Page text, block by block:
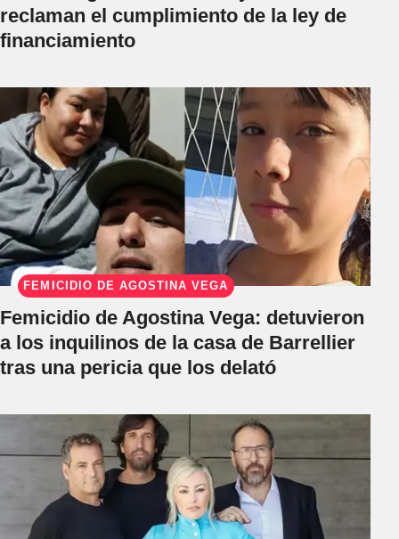
reclaman el cumplimiento de la ley de
financiamiento
FEMICIDIO DE AGOSTINA VEGA
Femicidio de Agostina Vega: detuvieron
a los inquilinos de la casa de Barrellier
tras una pericia que los delató